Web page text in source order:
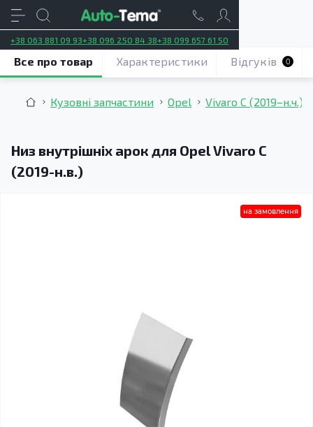
+38 063 881 09 93+38 096 250 84 38+38 099 657 61 50
Кузовні запчастини Opel Vivaro C (2019–н.ч.)
Низ внутрішніх арок для Opel Vivaro C
(2019-н.в.)
Все про товар Характеристики Відгуків 0
на замовлення